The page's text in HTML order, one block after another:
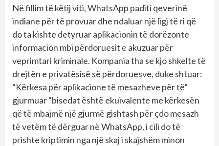
Në fillim të këtij viti, WhatsApp paditi qeverinë
indiane për të provuar dhe ndaluar një ligj të ri që
do ta kishte detyruar aplikacionin të dorëzonte
informacion mbi përdoruesit e akuzuar për
veprimtari kriminale. Kompania tha se kjo shkelte të
drejtën e privatësisë së përdoruesve, duke shtuar:
“Kërkesa për aplikacione të mesazheve për të”
gjurmuar “bisedat është ekuivalente me kërkesën
që të mbajmë një gjurmë gishtash për çdo mesazh
të vetëm të dërguar në WhatsApp, i cili do të
prishte kriptimin nga një skaj i skajshëm minon